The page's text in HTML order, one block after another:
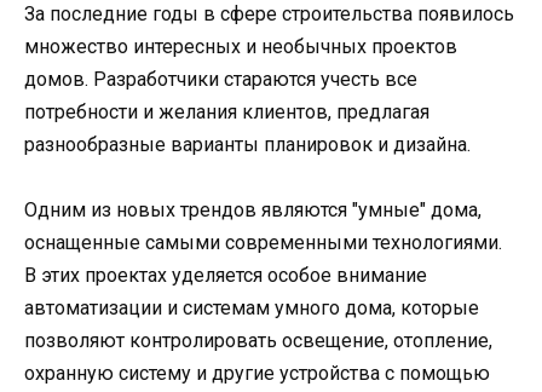
За последние годы в сфере строительства появилось
множество интересных и необычных проектов
домов. Разработчики стараются учесть все
потребности и желания клиентов, предлагая
разнообразные варианты планировок и дизайна.
Одним из новых трендов являются "умные" дома,
оснащенные самыми современными технологиями.
В этих проектах уделяется особое внимание
автоматизации и системам умного дома, которые
позволяют контролировать освещение, отопление,
охранную систему и другие устройства с помощью